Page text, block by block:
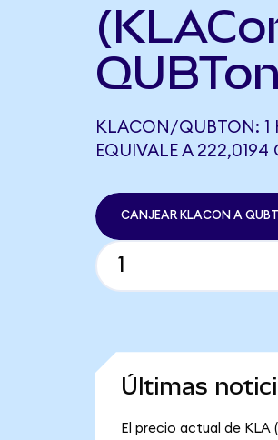
KLACON/QUBTON: 1
EQUIVALE A 222,0194
CANJEAR KLACON A
Últimas
El precio actual de KLA